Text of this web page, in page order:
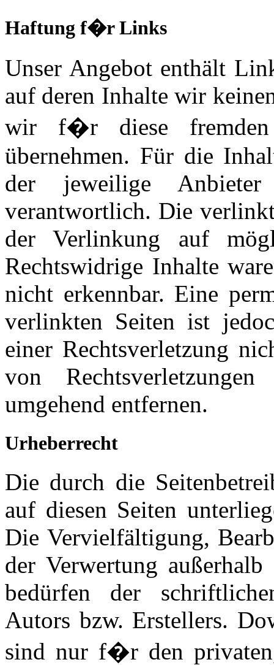
Haftung f�r Links
Unser Angebot enthält
auf deren Inhalte wir
wir f�r diese fremden
übernehmen. Für die
der jeweilige
verantwortlich. Die
der Verlinkung auf
Rechtswidrige Inhalte
nicht erkennbar. Eine
verlinkten Seiten ist
einer Rechtsverletzung
von
umgehend entfernen.
Urheberrecht
Die durch die
auf diesen Seiten
Die Vervielfältigung,
der Verwertung außerhalb
bedürfen der
Autors bzw. Erstellers.
sind nur f�r den